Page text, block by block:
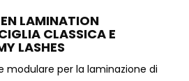
LAMINATION
CLASSICA E
LASHES
modulare per la laminazione di